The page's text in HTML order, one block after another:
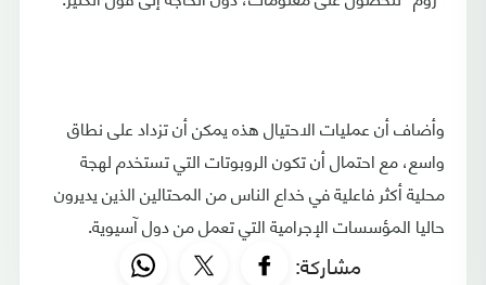
وأضاف أن عمليات الاحتيال هذه يمكن أن تزداد على نطاق
واسع، مع احتمال أن تكون الروبوتات التي تستخدم لهجة
محلية أكثر فاعلية في خداع الناس من المحتالين الذين يديرون
حاليا المؤسسات الإجرامية التي تعمل من دول آسيوية.
مشاركة: